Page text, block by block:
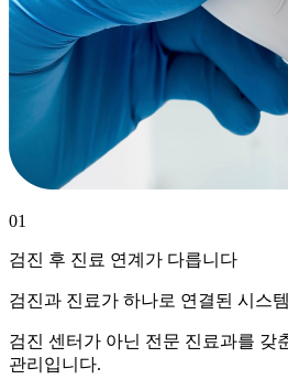
01
검진 후 진료 연계가 다릅니다
검진과 진료가 하나로 연결된 시스템
검진 센터가 아닌 전문 진료과를 갖
관리입니다.